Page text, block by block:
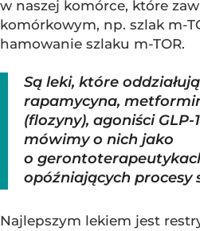
w naszej komórce, które
komórkowym, np. szlak m-
hamowanie szlaku m-TOR.
Są leki, które
rapamycyna,
(flozyny), agoniści GLP-
mówimy o nich jako
o
opóźniających procesy
Najlepszym lekiem jest